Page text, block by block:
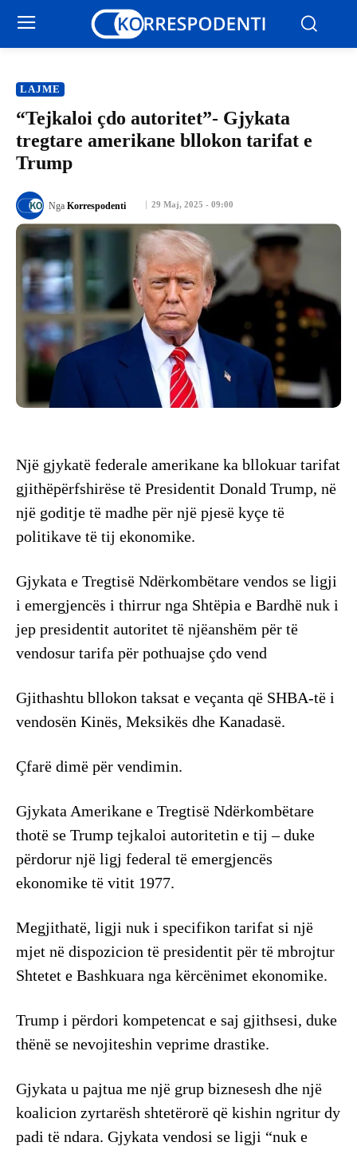
LAJME
“Tejkaloi çdo autoritet”- Gjykata
tregtare amerikane bllokon tarifat e
Trump
29 Maj, 2025 - 09:00
Nga Korrespodenti
Një gjykatë federale amerikane ka bllokuar tarifat
gjithëpërfshirëse të Presidentit Donald Trump, në
një goditje të madhe për një pjesë kyçe të
politikave të tij ekonomike.
Gjykata e Tregtisë Ndërkombëtare vendos se ligji
i emergjencës i thirrur nga Shtëpia e Bardhë nuk i
jep presidentit autoritet të njëanshëm për të
vendosur tarifa për pothuajse çdo vend
Gjithashtu bllokon taksat e veçanta që SHBA-të i
vendosën Kinës, Meksikës dhe Kanadasë.
Çfarë dimë për vendimin.
Gjykata Amerikane e Tregtisë Ndërkombëtare
thotë se Trump tejkaloi autoritetin e tij – duke
përdorur një ligj federal të emergjencës
ekonomike të vitit 1977.
Megjithatë, ligji nuk i specifikon tarifat si një
mjet në dispozicion të presidentit për të mbrojtur
Shtetet e Bashkuara nga kërcënimet ekonomike.
Trump i përdori kompetencat e saj gjithsesi, duke
thënë se nevojiteshin veprime drastike.
Gjykata u pajtua me një grup biznesesh dhe një
koalicion zyrtarësh shtetërorë që kishin ngritur dy
padi të ndara. Gjykata vendosi se ligji “nuk e